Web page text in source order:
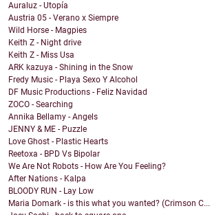
Auraluz - Utopía
Austria 05 - Verano x Siempre
Wild Horse - Magpies
Keith Z - Night drive
Keith Z - Miss Usa
ARK kazuya - Shining in the Snow
Fredy Music - Playa Sexo Y Alcohol
DF Music Productions - Feliz Navidad
ZOCO - Searching
Annika Bellamy - Angels
JENNY & ME - Puzzle
Love Ghost - Plastic Hearts
Reetoxa - BPD Vs Bipolar
We Are Not Robots - How Are You Feeling?
After Nations - Kalpa
BLOODY RUN - Lay Low
Maria Domark - is this what you wanted? (Crimson C...